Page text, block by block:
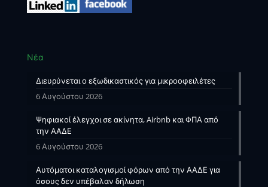
Νέα
Διευρύνεται ο εξωδικαστικός για μικροοφειλέτες
6 Αυγούστου 2026
Ψηφιακοί έλεγχοι σε ακίνητα, Airbnb και ΦΠΑ από
την ΑΑΔΕ
6 Αυγούστου 2026
Αυτόματοι καταλογισμοί φόρων από την ΑΑΔΕ για
όσους δεν υπέβαλαν δήλωση